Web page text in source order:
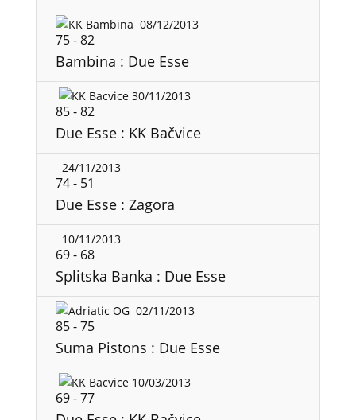
08/12/2013
75-82
Bambina : Due Esse
30/11/2013
85-82
Due Esse : KK Bačvice
24/11/2013
74- 51
Due Esse : Zagora
10/11/2013
69- 68
Splitska Banka : Due Esse
02/11/2013
85-75
Suma Pistons : Due Esse
10/03/2013
69-77